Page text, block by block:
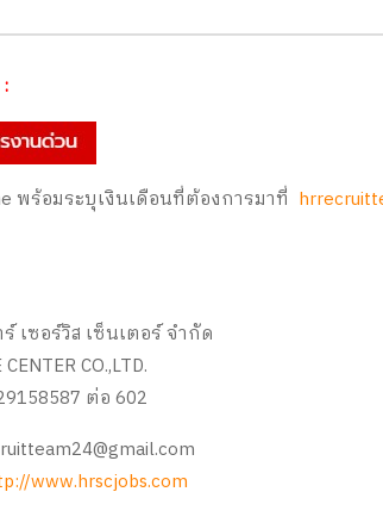
พร้อมระบุเงินเดือนที่ต้องการมาที่
เซอร์วิส เซ็นเตอร์ จำกัด
CO.,LTD.
ต่อ 602
www.hrscjobs.com